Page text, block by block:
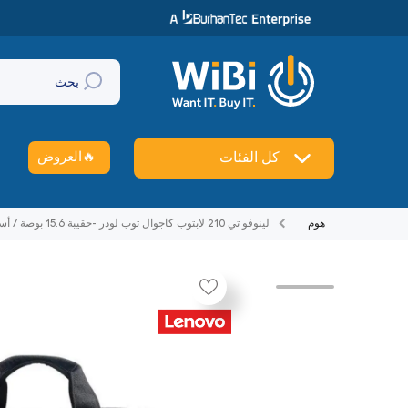
تخطي إلى المحتوى
بحث
كل الفئات 🔥 العروض
هوم لينوفو تي 210 لابتوب كاجوال توب لودر -حقيبة 15.6 بوصة / أسود -حقيية لابتوب
تخطي إلى منتج معلومات